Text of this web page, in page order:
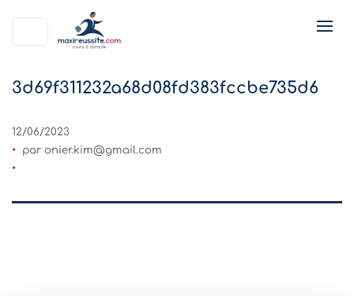
3d69f311232a68d08fd383fccbe735d6
12/06/2023
par onier.kim@gmail.com